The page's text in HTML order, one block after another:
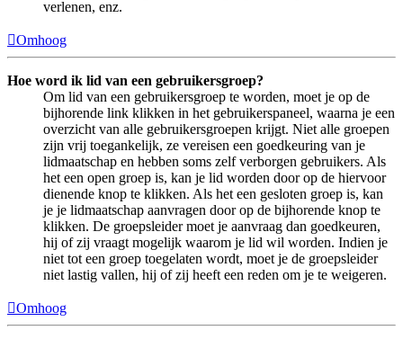
verlenen, enz.
Omhoog
Hoe word ik lid van een gebruikersgroep?
Om lid van een gebruikersgroep te worden, moet je op de
bijhorende link klikken in het gebruikerspaneel, waarna je een
overzicht van alle gebruikersgroepen krijgt. Niet alle groepen
zijn vrij toegankelijk, ze vereisen een goedkeuring van je
lidmaatschap en hebben soms zelf verborgen gebruikers. Als
het een open groep is, kan je lid worden door op de hiervoor
dienende knop te klikken. Als het een gesloten groep is, kan
je je lidmaatschap aanvragen door op de bijhorende knop te
klikken. De groepsleider moet je aanvraag dan goedkeuren,
hij of zij vraagt mogelijk waarom je lid wil worden. Indien je
niet tot een groep toegelaten wordt, moet je de groepsleider
niet lastig vallen, hij of zij heeft een reden om je te weigeren.
Omhoog